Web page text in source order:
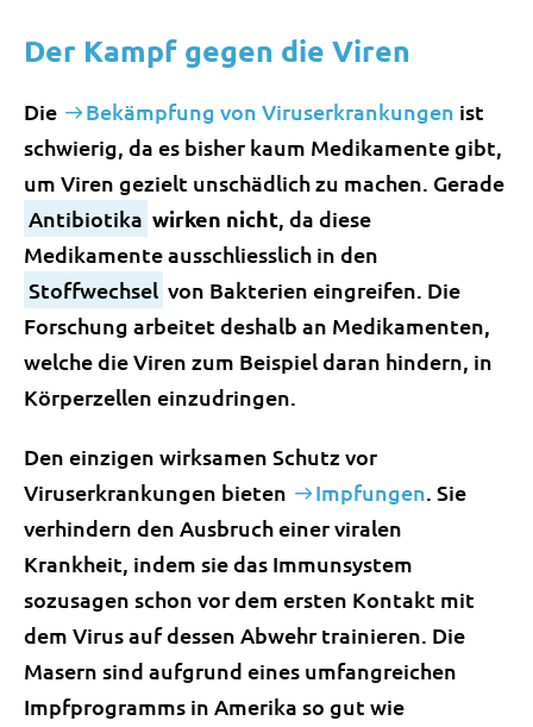
Der Kampf gegen die Viren
Die Bekämpfung von Viruserkrankungen ist
schwierig, da es bisher kaum Medikamente gibt,
um Viren gezielt unschädlich zu machen. Gerade
Antibiotika wirken nicht, da diese
Medikamente ausschliesslich in den
Stoffwechsel von Bakterien eingreifen. Die
Forschung arbeitet deshalb an Medikamenten,
welche die Viren zum Beispiel daran hindern, in
Körperzellen einzudringen.
Den einzigen wirksamen Schutz vor
Viruserkrankungen bieten
Impfungen. Sie
verhindern den Ausbruch einer viralen
Krankheit, indem sie das Immunsystem
sozusagen schon vor dem ersten Kontakt mit
dem Virus auf dessen Abwehr trainieren. Die
Masern sind aufgrund eines umfangreichen
Impfprogramms in Amerika so gut wie